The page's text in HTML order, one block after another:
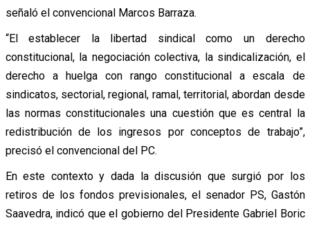
señaló el convencional Marcos Barraza.
“El establecer la libertad sindical como un derecho
constitucional, la negociación colectiva, la sindicalización, el
derecho a huelga con rango constitucional a escala de
sindicatos, sectorial, regional, ramal, territorial, abordan desde
las normas constitucionales una cuestión que es central la
redistribución de los ingresos por conceptos de trabajo”,
precisó el convencional del PC.
En este contexto y dada la discusión que surgió por los
retiros de los fondos previsionales, el senador PS, Gastón
Saavedra, indicó que el gobierno del Presidente Gabriel Boric